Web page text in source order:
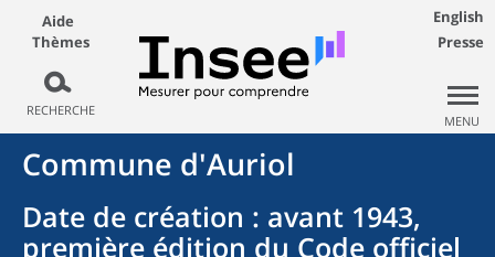
Aide
Thèmes
RECHERCHE
English
Presse
MENU
Commune d'Auriol
Date de création : avant 1943,
première édition du Code officiel